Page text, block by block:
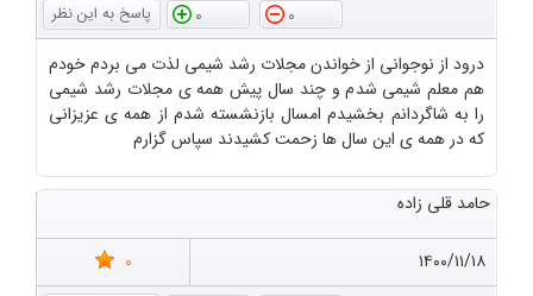
0
0
درود از نوجوانی از خواندن مجلات رشد شیمی لذت می بردم خودم
هم معلم شیمی شدم و چند سال پیش همه ی مجلات رشد شیمی
را به شاگردانم بخشیدم امسال بازنشسته شدم از همه ی عزیزانی
که در همه ی این سال ها زحمت کشیدند سپاس گزارم
حامد قلی زاده
۱۴۰۰/۱۱/۱۸
0